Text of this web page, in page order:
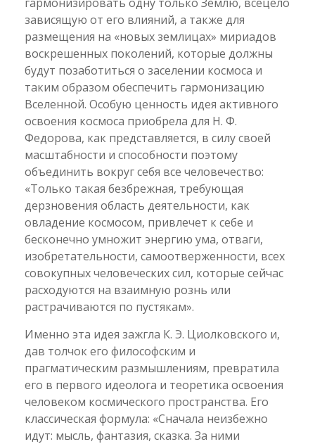
зависящую от его влияний, а также для
размещения на «новых землицах» мириадов
воскрешенных поколений, которые должны
будут позаботиться о заселении космоса и
таким образом обеспечить гармонизацию
Вселенной. Особую ценность идея активного
освоения космоса приобрела для Н. Ф.
Федорова, как представляется, в силу своей
масштабности и способности поэтому
объединить вокруг себя все человечество:
«Только такая безбрежная, требующая
дерзновения область деятельности, как
овладение космосом, привлечет к себе и
бесконечно умножит энергию ума, отваги,
изобретательности, самоотверженности, всех
совокупных человеческих сил, которые сейчас
расходуются на взаимную рознь или
растрачиваются по пустякам».
Именно эта идея зажгла К. Э. Циолковского и,
дав толчок его философским и
прагматическим размышлениям, превратила
его в первого идеолога и теоретика освоения
человеком космического пространства. Его
классическая формула: «Сначала неизбежно
идут: мысль, фантазия, сказка. За ними